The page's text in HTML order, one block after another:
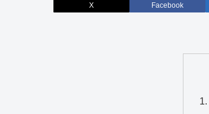
X Facebook